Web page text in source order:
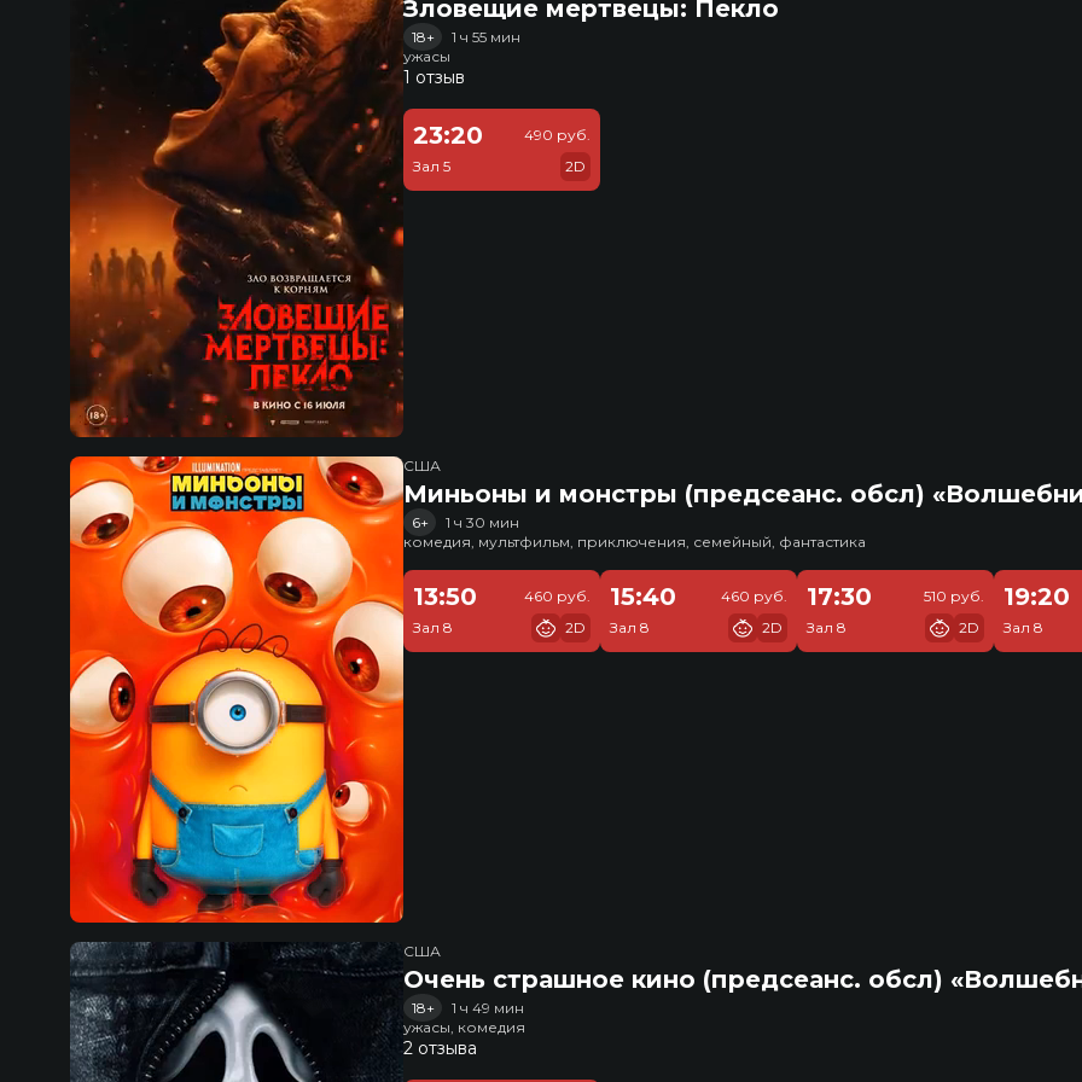
Зловещие мертвецы: Пекло
18+
1 ч 55 мин
ужасы
1 отзыв
23:20
Зал 5
490 руб.
2D
США
Миньоны и монстры (предсеанс. обсл)
6+
1 ч 30 мин
комедия, мультфильм, приключения, семейный, фантастика
13:50
Зал 8
460 руб.
2D
15:40
Зал 8
460 руб.
2D
17:30
Зал 8
510 руб.
2D
19:20
Зал 8
США
Очень страшное кино (предсеанс. обсл)
18+
1 ч 49 мин
ужасы, комедия
2 отзыва